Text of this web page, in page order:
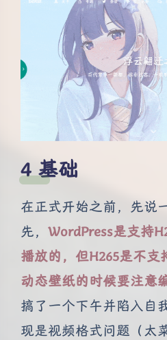
基础
在正式开始之前，先说
先， WordPress是支持
播放的，但H265是不支
动态壁纸的时候要注意
搞了一个下午并陷入自
现是视频格式问题（太